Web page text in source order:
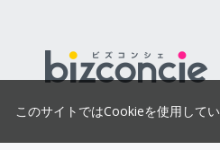
このサイトではCookieを使用して